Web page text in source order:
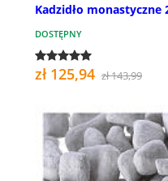
Kadzidło
DOSTĘPNY
zł 125,94 zł 143,99